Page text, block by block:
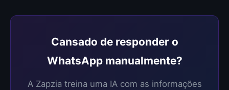
Cansado de responder o
WhatsApp manualmente?
A Zapzia treina uma IA com as informações